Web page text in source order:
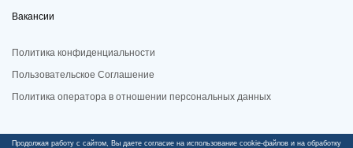
Вакансии
Политика конфиденциальности
Пользовательское Соглашение
Политика оператора в отношении персональных данных
© 2026 ИП Журавлев И.О., Все права защищены, Информация на сайте
Продолжая работу с сайтом, Вы даете согласие на использование cookie-файлов и на обработку